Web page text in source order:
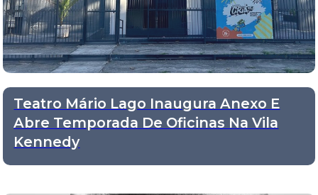
Teatro Mário Lago Inaugura Anexo E
Abre Temporada De Oficinas Na Vila
Kennedy